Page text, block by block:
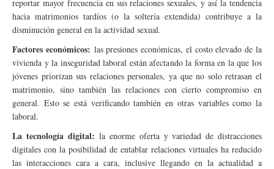
reportar mayor frecuencia en sus relaciones sexuales, y así la tendencia
hacia matrimonios tardíos (o la soltería extendida) contribuye a la
disminución general en la actividad sexual.
Factores económicos: las presiones económicas, el costo elevado de la
vivienda y la inseguridad laboral están afectando la forma en la que los
jóvenes priorizan sus relaciones personales, ya que no solo retrasan el
matrimonio, sino también las relaciones con cierto compromiso en
general. Esto se está verificando también en otras variables como la
laboral.
La tecnología digital: la enorme oferta y variedad de distracciones
digitales con la posibilidad de entablar relaciones virtuales ha reducido
las interacciones cara a cara, inclusive llegando en la actualidad a